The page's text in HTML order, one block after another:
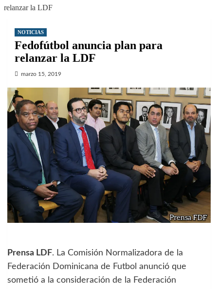
relanzar la LDF
NOTICIAS
Fedofútbol anuncia plan para
relanzar la LDF
marzo 15, 2019
Prensa LDF. La Comisión Normalizadora de la
Federación Dominicana de Futbol anunció que
sometió a la consideración de la Federación